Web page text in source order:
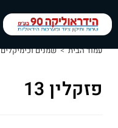
עמוד הבית > שמנים וכימיקלים
פזקלין 13